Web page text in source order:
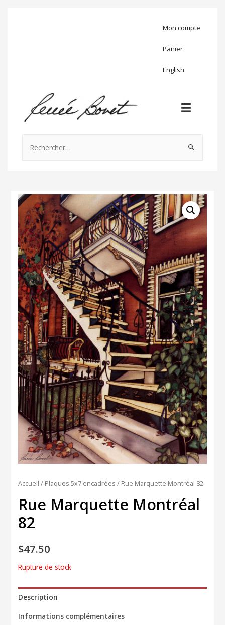
Mon compte
Panier
English
Accueil / Plaques 5x7 encadrées / Rue Marquette Montréal 82
Rue Marquette Montréal
82
$47.50
Rupture de stock
Description
Informations complémentaires